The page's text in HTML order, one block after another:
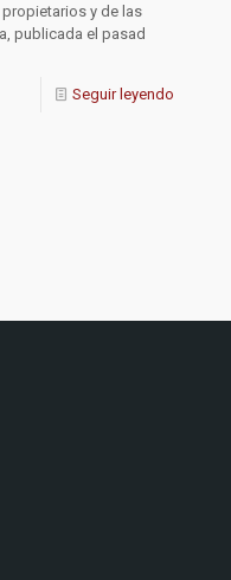
y de las
publicada el pasad
Seguir leyendo